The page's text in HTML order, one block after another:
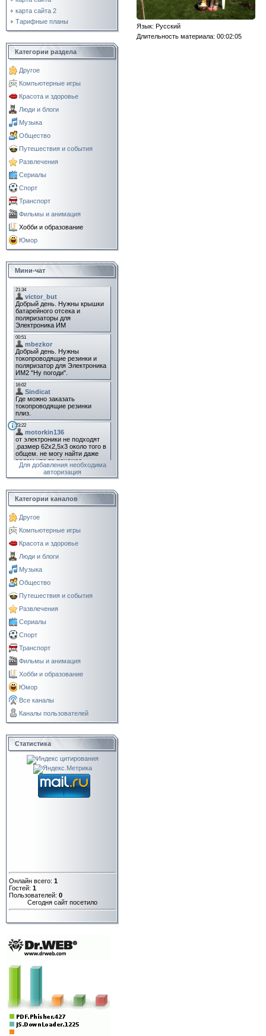
карта сайта 2
Тарифные планы
Категории раздела
Другое
Компьютерные игры
Красота и здоровье
Люди и блоги
Музыка
Общество
Путешествия и события
Развлечения
Сериалы
Спорт
Транспорт
Фильмы и анимация
Хобби и образование
Юмор
Мини-чат
Для добавления необходима
авторизация
Категории каналов
Другое
Компьютерные игры
Красота и здоровье
Люди и блоги
Музыка
Общество
Путешествия и события
Развлечения
Сериалы
Спорт
Транспорт
Фильмы и анимация
Хобби и образование
Юмор
Все каналы
Каналы пользователей
Статистика
Онлайн всего: 1
Гостей: 1
Пользователей: 0
Сегодня сайт посетило
Язык: Русский
Длительность материала: 00:02:05